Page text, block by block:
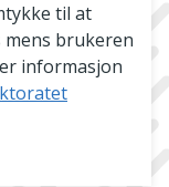
til at
brukeren
informasjon